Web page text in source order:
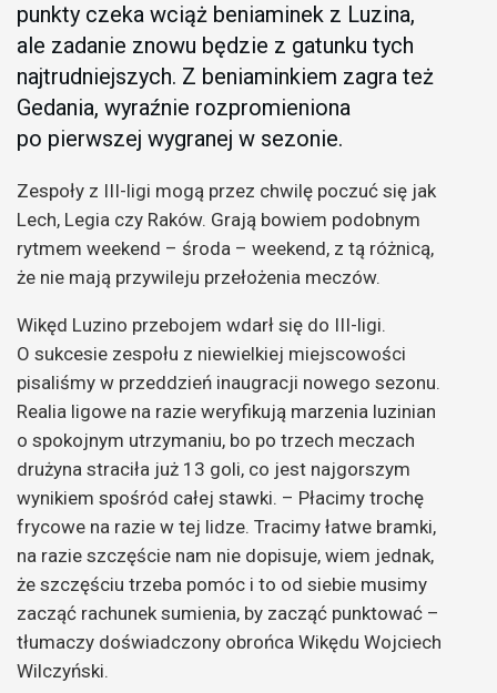
punkty czeka wciąż beniaminek z Luzina,
ale zadanie znowu będzie z gatunku tych
najtrudniejszych. Z beniaminkiem zagra też
Gedania, wyraźnie rozpromieniona
po pierwszej wygranej w sezonie.
Zespoły z III-ligi mogą przez chwilę poczuć się jak
Lech, Legia czy Raków. Grają bowiem podobnym
rytmem weekend – środa – weekend, z tą różnicą,
że nie mają przywileju przełożenia meczów.
Wikęd Luzino przebojem wdarł się do III-ligi.
O sukcesie zespołu z niewielkiej miejscowości
pisaliśmy w przeddzień inaugracji nowego sezonu.
Realia ligowe na razie weryfikują marzenia luzinian
o spokojnym utrzymaniu, bo po trzech meczach
drużyna straciła już 13 goli, co jest najgorszym
wynikiem spośród całej stawki. – Płacimy trochę
frycowe na razie w tej lidze. Tracimy łatwe bramki,
na razie szczęście nam nie dopisuje, wiem jednak,
że szczęściu trzeba pomóc i to od siebie musimy
zacząć rachunek sumienia, by zacząć punktować –
tłumaczy doświadczony obrońca Wikędu Wojciech
Wilczyński.